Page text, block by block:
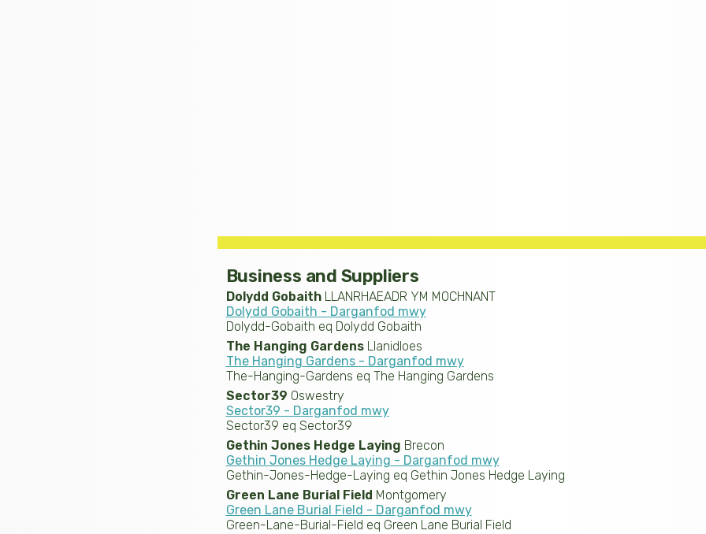
Business and Suppliers
Dolydd GobaithLLANRHAEADR YM MOCHNANT
Dolydd Gobaith - Darganfod mwy
Dolydd-Gobaith eq Dolydd Gobaith
The Hanging GardensLlanidloes
The Hanging Gardens - Darganfod mwy
The-Hanging-Gardens eq The Hanging Gardens
Sector39 Oswestry
Sector39 - Darganfod mwy
Sector39 eq Sector39
Gethin Jones Hedge Laying Brecon
Gethin Jones Hedge Laying - Darganfod mwy
Gethin-Jones-Hedge-Laying eq Gethin Jones Hedge Laying
Green Lane Burial Field Montgomery
Green Lane Burial Field - Darganfod mwy
Green-Lane-Burial-Field eq Green Lane Burial Field